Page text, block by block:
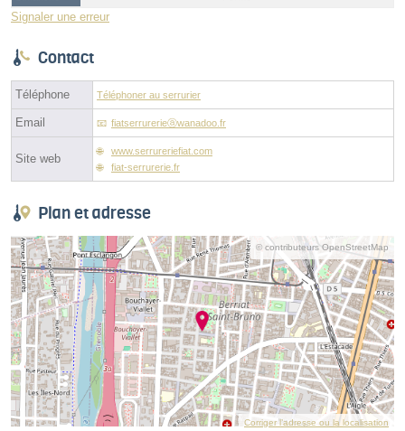
Signaler une erreur
Contact
Téléphone Téléphoner au serrurier
Email fiatserrurerieⓐwanadoo.fr
Site web
www.serrureriefiat.com
fiat-serrurerie.fr
Plan et adresse
© contributeurs OpenStreetMap
Corriger l’adresse ou la localisation